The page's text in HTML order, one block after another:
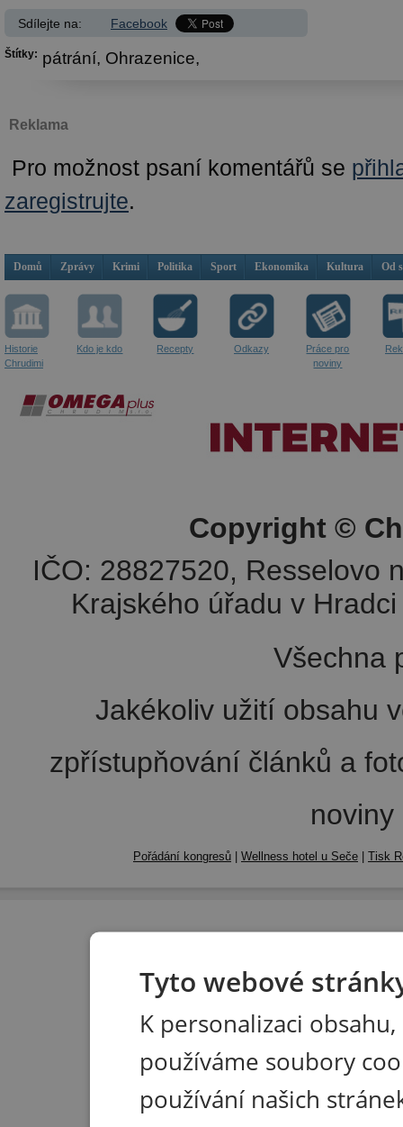
Sdílejte na: Facebook
Štítky: pátrání, Ohrazenice,
Reklama
Pro možnost psaní komentářů se
zaregistrujte.
Domů Zprávy Krimi Politika Sport Ekonomika Kultura Od
Historie
Chrudimi
Kdo je kdo Recepty Odkazy
Práce pro
noviny
Copyright ©
IČO: 28827520, Resselovo
Krajského úřadu v
Všechna
Jakékoliv užití obsahu
zpřístupňování článků a
Pořádání kongresů Wellness hotel u Seče Tisk
Tyto webové
K personalizaci
používáme soubory
používání našich